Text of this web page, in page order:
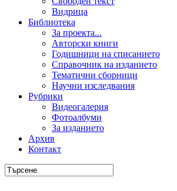
Видрица
Библиотека
За проекта...
Авторски книги
Годишници на списанието
Справочник на изданието
Тематични сборници
Научни изследвания
Рубрики
Видеогалерия
Фотоалбуми
За изданието
Архив
Контакт